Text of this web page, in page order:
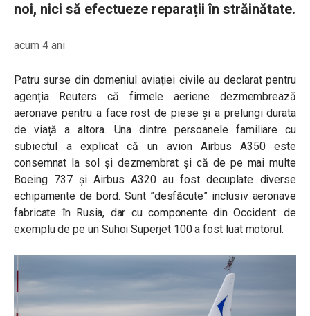
noi, nici să efectueze reparații în străinătate.
acum 4 ani
Patru surse din domeniul aviației civile au declarat pentru
agenția Reuters că firmele aeriene dezmembrează
aeronave pentru a face rost de piese și a prelungi durata
de viață a altora. Una dintre persoanele familiare cu
subiectul a explicat că un avion Airbus A350 este
consemnat la sol și dezmembrat și că de pe mai multe
Boeing 737 și Airbus A320 au fost decuplate diverse
echipamente de bord. Sunt ”desfăcute” inclusiv aeronave
fabricate în Rusia, dar cu componente din Occident: de
exemplu de pe un Suhoi Superjet 100 a fost luat motorul.